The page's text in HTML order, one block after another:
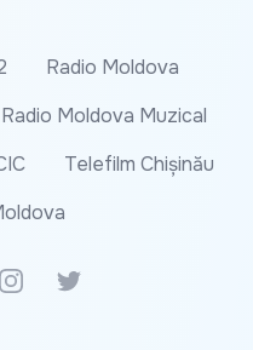
Radio Moldova
Radio Moldova Muzical
Telefilm Chișinău
InstagramTwitter